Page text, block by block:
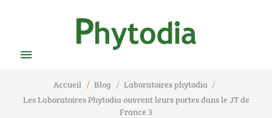

Accueil Blog
Laboratoires phytodia
Les Laboratoires Phytodia ouvrent leurs portes dans le JT de
France 3